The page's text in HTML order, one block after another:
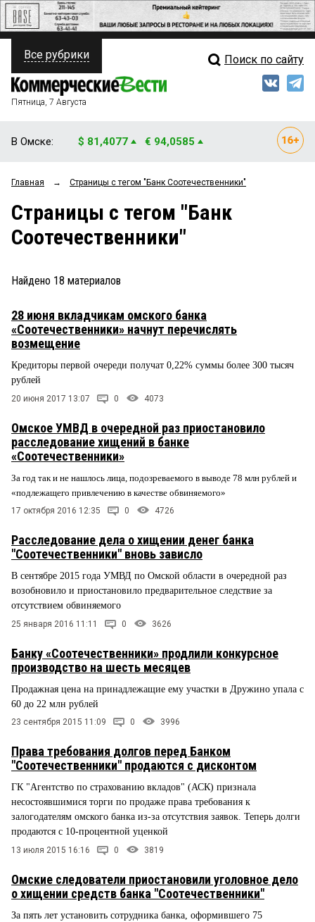
ПОЛИТИКА
ФИНАНСЫ
ОБЩЕСТВО
ЗАКОН
ПРОИСШЕСТВИЯ
СТИЛЬ ЖИЗНИ
Свежий выпуск
Мнения
Рейтинги
Все рубрики Поиск по сайту
Пятница, 7 Августа
В Омске: $ 81,4077 € 94,0585
Главная → Страницы c тегом "Банк Соотечественники"
Страницы c тегом "Банк
Соотечественники"
Найдено 18 материалов
28 июня вкладчикам омского банка
«Соотечественники» начнут перечислять
возмещение
Кредиторы первой очереди получат 0,22% суммы более 300 тысяч
рублей
20 июня 2017 13:07 0 4073
Омское УМВД в очередной раз приостановило
расследование хищений в банке
«Соотечественники»
За год так и не нашлось лица, подозреваемого в выводе 78 млн рублей и
«подлежащего привлечению в качестве обвиняемого»
17 октября 2016 12:35 0 4726
Расследование дела о хищении денег банка
"Соотечественники" вновь зависло
В сентябре 2015 года УМВД по Омской области в очередной раз
возобновило и приостановило предварительное следствие за
отсутствием обвиняемого
25 января 2016 11:11 0 3626
Банку «Соотечественники» продлили конкурсное
производство на шесть месяцев
Продажная цена на принадлежащие ему участки в Дружино упала с
60 до 22 млн рублей
23 сентября 2015 11:09 0 3996
Права требования долгов перед Банком
"Соотечественники" продаются с дисконтом
ГК "Агентство по страхованию вкладов" (АСК) признала
несостоявшимися торги по продаже права требования к
залогодателям омского банка из-за отсутствия заявок. Теперь долги
продаются с 10-процентной уценкой
13 июля 2015 16:16 0 3819
Омские следователи приостановили уголовное дело
о хищении средств банка "Соотечественники"
За пять лет установить сотрудника банка, оформившего 75